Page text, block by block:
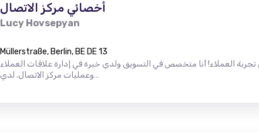
أخصائي مركز الاتصال
Lucy Hovsepyan
Müllerstraße, Berlin, BE DE 13
العملاء! أنا متخصص في التسويق ولدي خبرة في إدارة علاقات العملاء
وعمليات مركز الاتصال. لدي…